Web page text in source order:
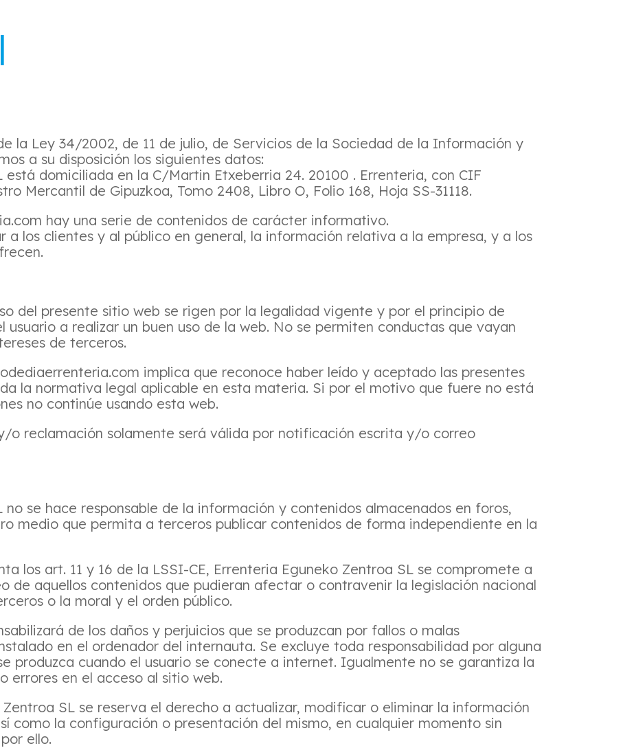
la Ley 34/2002, de 11 de julio, de Servicios de la Sociedad de la Información y
a su disposición los siguientes datos:
está domiciliada en la C/Martin Etxeberria 24. 20100 . Errenteria, con CIF
Mercantil de Gipuzkoa, Tomo 2408, Libro O, Folio 168, Hoja SS-31118.
hay una serie de contenidos de carácter informativo.
a los clientes y al público en general, la información relativa a la empresa, y a los
del presente sitio web se rigen por la legalidad vigente y por el principio de
a realizar un buen uso de la web. No se permiten conductas que vayan
de terceros.
implica que reconoce haber leído y aceptado las presentes
la normativa legal aplicable en esta materia. Si por el motivo que fuere no está
no continúe usando esta web.
o reclamación solamente será válida por notificación escrita y/o correo
no se hace responsable de la información y contenidos almacenados en foros,
medio que permita a terceros publicar contenidos de forma independiente en la
los art. 11 y 16 de la LSSI-CE, Errenteria Eguneko Zentroa SL se compromete a
de aquellos contenidos que pudieran afectar o contravenir la legislación nacional
o la moral y el orden público.
de los daños y perjuicios que se produzcan por fallos o malas
en el ordenador del internauta. Se excluye toda responsabilidad por alguna
produzca cuando el usuario se conecte a internet. Igualmente no se garantiza la
errores en el acceso al sitio web.
SL se reserva el derecho a actualizar, modificar o eliminar la información
como la configuración o presentación del mismo, en cualquier momento sin
ello.